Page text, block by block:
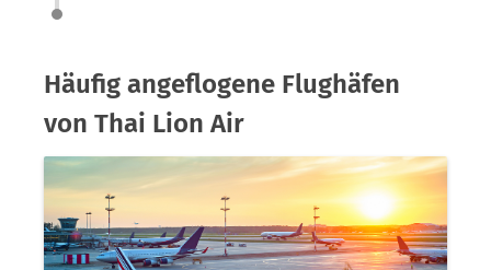
Häufig angeflogene Flughäfen
von Thai Lion Air